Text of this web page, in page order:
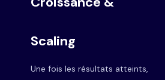
Scaling
Une fois les résultats atteints,